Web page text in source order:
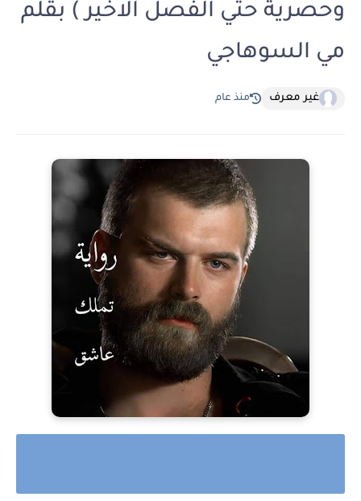
وحصرية حتي الفصل الاخير ) بقلم
مي السوهاجي
غير معرف منذ عام